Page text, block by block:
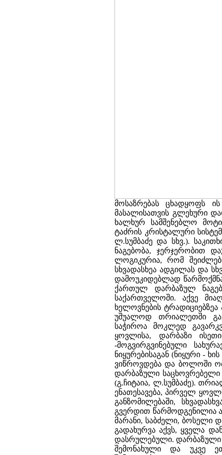
მოსაზრებას ცხადყოფს
მასალისათვის გლეხური
ხალხურ სამშენებლო
ტაძრის კრისტალური
ლ.სუმბაძე და სხვ.).
ნაგებობა, ჯერჯერობით
ლოგიკურია, რომ
სხვადასხეა ადგილას და
დამოუკიდებლად
ქართულ დარბაზულ
საქართველოში. აქვე
ხელოვნების ტრადიციებზეა
უშუალოდ თრიალეთში
საჭიროა მოკლედ
ყოვლისა, დარბაზი
-მოგვირგვინებული
ნიყურებისაგან (ნიყური -
ვიწროვდება და ბოლოში
დარბაზული საცხოვრებელი
(გ.ჩიტაია, ლ.სუმბაძე).
ენათესავება, პირველ
განზომილებაში,
გვერდით წარმოდგენილია
მარანი, საბძელი, ბოსელი
გადახურვა აქვს, ყველა
დასრულებული. დარბაზული
შემონახული და უკვე